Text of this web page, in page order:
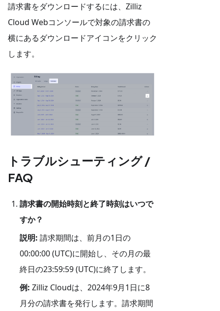
請求書をダウンロードするには、Zilliz
Cloud Webコンソールで対象の請求書の
横にあるダウンロードアイコンをクリック
します。
トラブルシューティング /
FAQ
請求書の開始時刻と終了時刻はいつで
すか？
説明: 請求期間は、前月の1日の
00:00:00 (UTC)に開始し、その月の最
終日の23:59:59 (UTC)に終了します。
例: Zilliz Cloudは、2024年9月1日に8
月分の請求書を発行します。請求期間